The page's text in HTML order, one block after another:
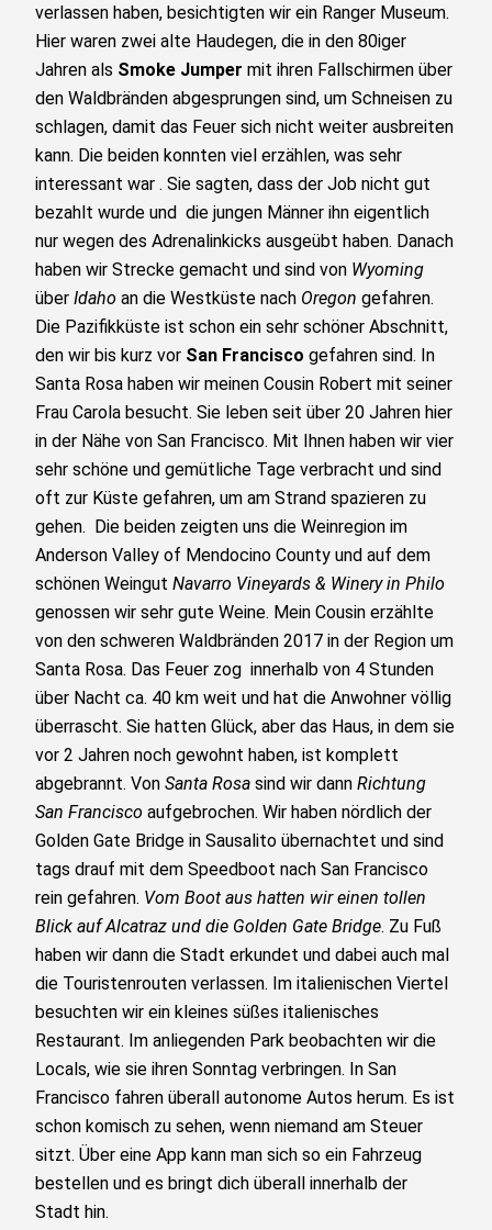
verlassen haben, besichtigten wir ein Ranger Museum.
Hier waren zwei alte Haudegen, die in den 80iger
Jahren als Smoke Jumper mit ihren Fallschirmen über
den Waldbränden abgesprungen sind, um Schneisen zu
schlagen, damit das Feuer sich nicht weiter ausbreiten
kann. Die beiden konnten viel erzählen, was sehr
interessant war . Sie sagten, dass der Job nicht gut
bezahlt wurde und die jungen Männer ihn eigentlich
nur wegen des Adrenalinkicks ausgeübt haben. Danach
haben wir Strecke gemacht und sind von Wyoming
überIdaho an die Westküste nach Oregon gefahren.
Die Pazifikküste ist schon ein sehr schöner Abschnitt,
den wir bis kurz vor San Francisco gefahren sind. In
Santa Rosa haben wir meinen Cousin Robert mit seiner
Frau Carola besucht. Sie leben seit über 20 Jahren hier
in der Nähe von San Francisco. Mit Ihnen haben wir vier
sehr schöne und gemütliche Tage verbracht und sind
oft zur Küste gefahren, um am Strand spazieren zu
gehen. Die beiden zeigten uns die Weinregion im
Anderson Valley of Mendocino County und auf dem
schönen WeingutNavarro Vineyards & Winery in Philo
genossen wir sehr gute Weine. Mein Cousin erzählte
von den schweren Waldbränden 2017 in der Region um
Santa Rosa. Das Feuer zog innerhalb von 4 Stunden
über Nacht ca. 40 km weit und hat die Anwohner völlig
überrascht. Sie hatten Glück, aber das Haus, in dem sie
vor 2 Jahren noch gewohnt haben, ist komplett
abgebrannt. VonSanta Rosa sind wir dannRichtung
San Francisco aufgebrochen. Wir haben nördlich der
Golden Gate Bridge in Sausalito übernachtet und sind
tags drauf mit dem Speedboot nach San Francisco
rein gefahren. Vom Boot aus hatten wir einen tollen
Blick auf Alcatraz und die Golden Gate Bridge. Zu Fuß
haben wir dann die Stadt erkundet und dabei auch mal
die Touristenrouten verlassen. Im italienischen Viertel
besuchten wir ein kleines süßes italienisches
Restaurant. Im anliegenden Park beobachten wir die
Locals, wie sie ihren Sonntag verbringen. In San
Francisco fahren überall autonome Autos herum. Es ist
schon komisch zu sehen, wenn niemand am Steuer
sitzt. Über eine App kann man sich so ein Fahrzeug
bestellen und es bringt dich überall innerhalb der
Stadt hin.